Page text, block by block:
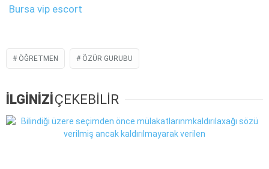
Bursa vip escort
ÖĞRETMEN ÖZÜR GURUBU
İLGİNİZİÇEKEBİLİR